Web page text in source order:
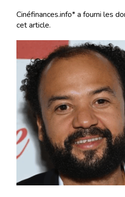
Cinéfinances.info* a fourni les
cet article.